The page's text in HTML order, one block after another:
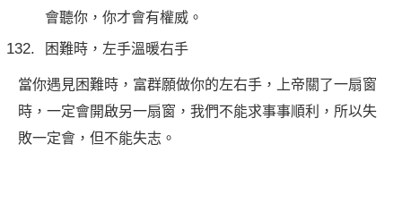
會聽你，你才會有權威。
困難時，左手溫暖右手
當你遇見困難時，富群願做你的左右手，上帝關了一扇窗
時，一定會開啟另一扇窗，我們不能求事事順利，所以失
敗一定會，但不能失志。